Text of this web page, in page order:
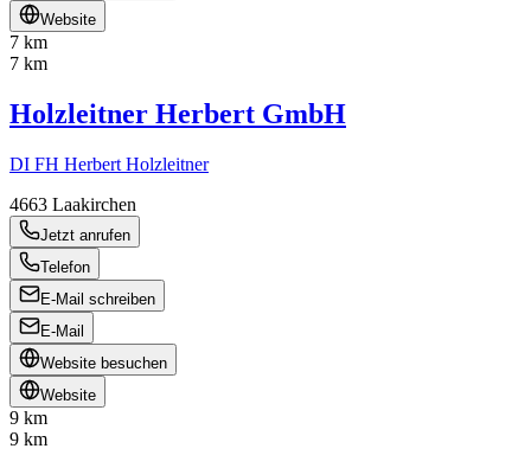
Website
7 km
7 km
Holzleitner Herbert GmbH
DI FH Herbert Holzleitner
4663 Laakirchen
Jetzt anrufen
Telefon
E-Mail schreiben
E-Mail
Website besuchen
Website
9 km
9 km